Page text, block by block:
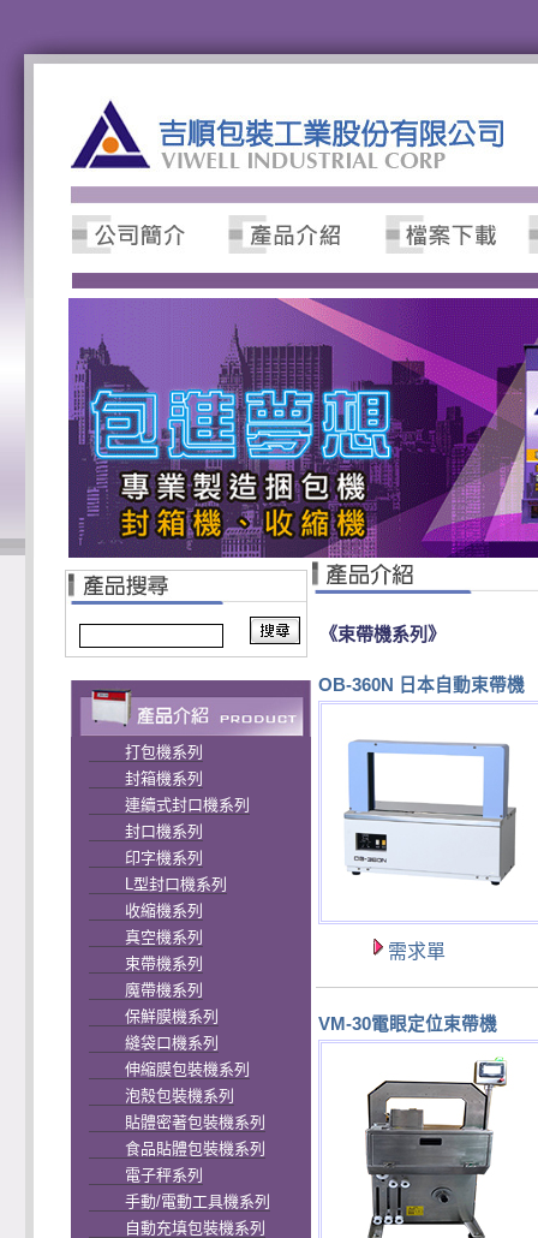
打包機系列
封箱機系列
連續式封口機系列
封口機系列
印字機系列
L型封口機系列
收縮機系列
真空機系列
束帶機系列
魔帶機系列
保鮮膜機系列
縫袋口機系列
伸縮膜包裝機系列
泡殼包裝機系列
貼體密著包裝機系列
食品貼體包裝機系列
電子秤系列
手動/電動工具機系列
自動充填包裝機系列
《束帶機系列》
OB-360N 日本自動束帶機
需求單
VM-30電眼定位束帶機